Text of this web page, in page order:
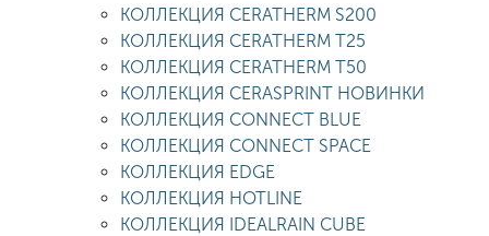
КОЛЛЕКЦИЯ CERATHERM S200
КОЛЛЕКЦИЯ CERATHERM T25
КОЛЛЕКЦИЯ CERATHERM T50
КОЛЛЕКЦИЯ CERASPRINT НОВИНКИ
КОЛЛЕКЦИЯ CONNECT BLUE
КОЛЛЕКЦИЯ CONNECT SPACE
КОЛЛЕКЦИЯ EDGE
КОЛЛЕКЦИЯ HOTLINE
КОЛЛЕКЦИЯ IDEALRAIN CUBE